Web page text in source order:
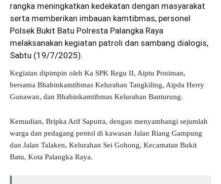
rangka meningkatkan kedekatan dengan masyarakat
serta memberikan imbauan kamtibmas, personel
Polsek Bukit Batu Polresta Palangka Raya
melaksanakan kegiatan patroli dan sambang dialogis,
Sabtu (19/7/2025).
Kegiatan dipimpin oleh Ka SPK Regu II, Aiptu Poniman,
bersama Bhabinkamtibmas Kelurahan Tangkiling, Aipda Herry
Gunawan, dan Bhabinkamtibmas Kelurahan Banturung.
Kemudian, Bripka Arif Saputra, dengan menyambangi sejumlah
warga dan pedagang pentol di kawasan Jalan Riang Gampung
dan Jalan Talaken, Kelurahan Sei Gohong, Kecamatan Bukit
Batu, Kota Palangka Raya.